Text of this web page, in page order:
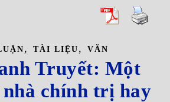
, TÀI LIỆU , VĂN
Truyết: Một
nhà chính trị hay